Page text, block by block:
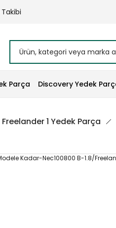
Parça Discovery Yedek
Freelander 1 Yedek Parça